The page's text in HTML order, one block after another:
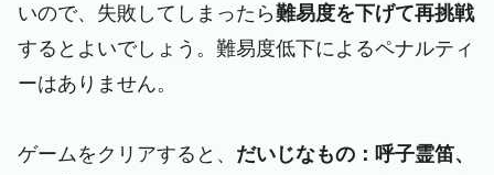
いので、失敗してしまったら難易度を下げて再挑戦
するとよいでしょう。難易度低下によるペナルティ
ーはありません。
ゲームをクリアすると、 だいじなもの：呼子霊笛、